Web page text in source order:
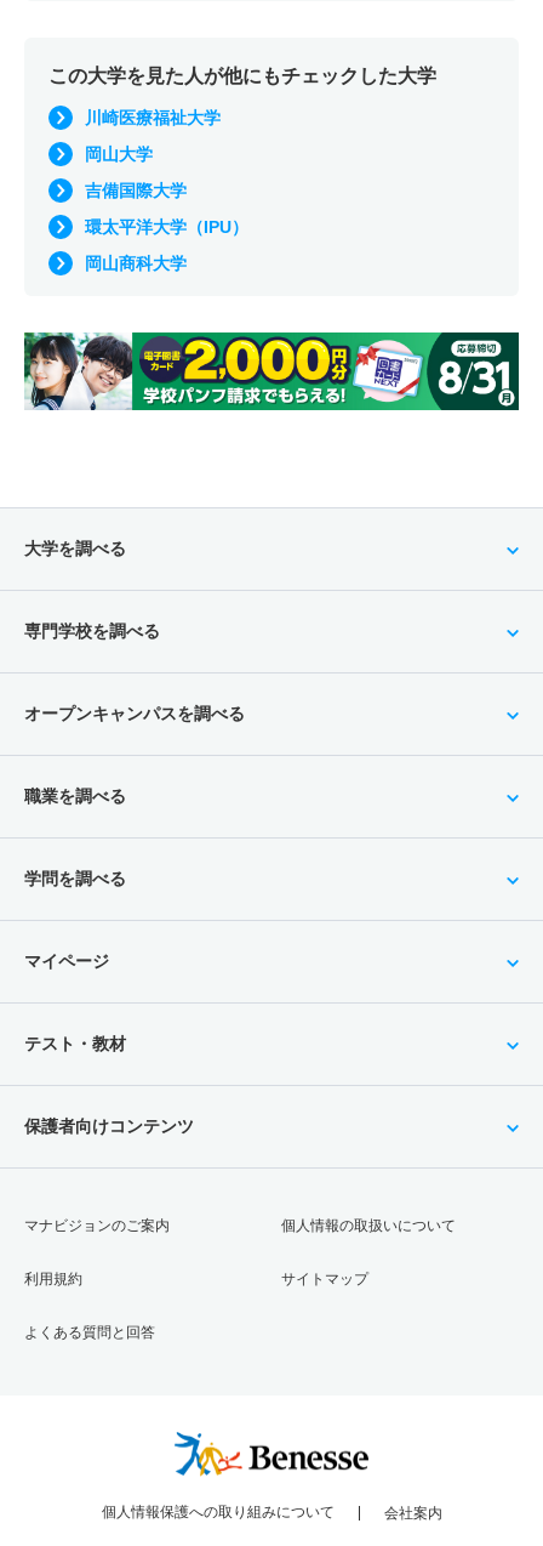
この大学を見た人が他にもチェックした大学
川崎医療福祉大学
岡山大学
吉備国際大学
環太平洋大学（IPU）
岡山商科大学
大学を調べる
専門学校を調べる
オープンキャンパスを調べる
職業を調べる
学問を調べる
マイページ
テスト・教材
保護者向けコンテンツ
マナビジョンのご案内
利用規約
よくある質問と回答
個人情報の取扱いについて
サイトマップ
個人情報保護への取り組みについて 会社案内